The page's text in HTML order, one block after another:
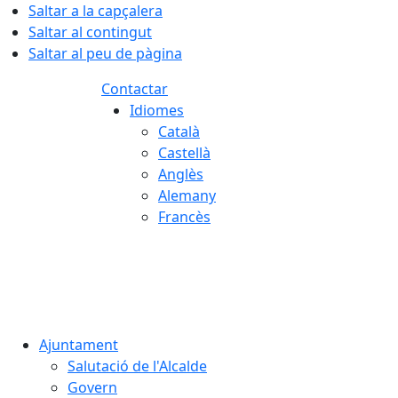
Saltar a la capçalera
Saltar al contingut
Saltar al peu de pàgina
Contactar
Idiomes
Català
Castellà
Anglès
Alemany
Francès
Ajuntament
Salutació de l'Alcalde
Govern